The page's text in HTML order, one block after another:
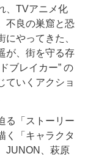
、TVアニメ化
不良の巣窟と恐
やってきた、
が、街を守る存
ブレイカー” の
ていくアクショ
る「ストーリー
く「キャラクタ
JUNON、萩原